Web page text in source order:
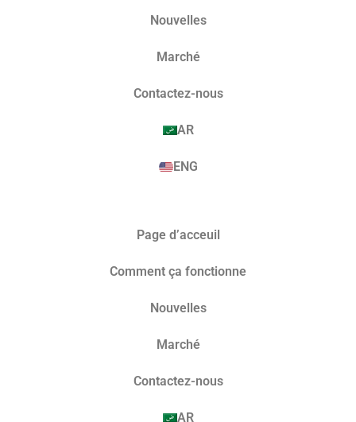
Nouvelles
Marché​
Contactez-nous
AR
ENG
Page d’acceuil
Comment ça fonctionne
Nouvelles
Marché​
Contactez-nous
AR